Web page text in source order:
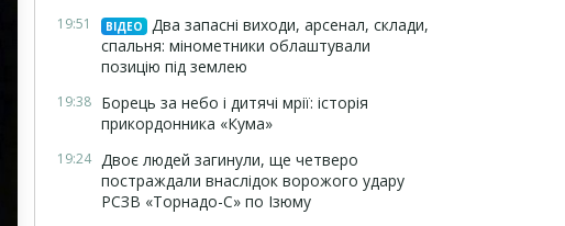
19:51 ВІДЕО
Два запасні виходи, арсенал, склади,
спальня: мінометники облаштували
позицію під землею
19:38 Борець за небо і дитячі мрії: історія
прикордонника «Кума»
19:24 Двоє людей загинули, ще четверо
постраждали внаслідок ворожого удару
РСЗВ «Торнадо-С» по Ізюму